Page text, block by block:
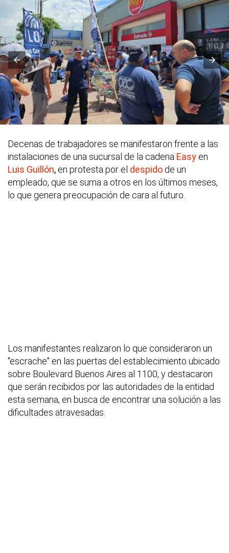
Decenas de trabajadores se manifestaron frente a las
instalaciones de una sucursal de la cadena Easy en
Luis Guillón, en protesta por el despido de un
empleado, que se suma a otros en los últimos meses,
lo que genera preocupación de cara al futuro.
Los manifestantes realizaron lo que consideraron un
"escrache" en las puertas del establecimiento ubicado
sobre Boulevard Buenos Aires al 1100, y destacaron
que serán recibidos por las autoridades de la entidad
esta semana, en busca de encontrar una solución a las
dificultades atravesadas.